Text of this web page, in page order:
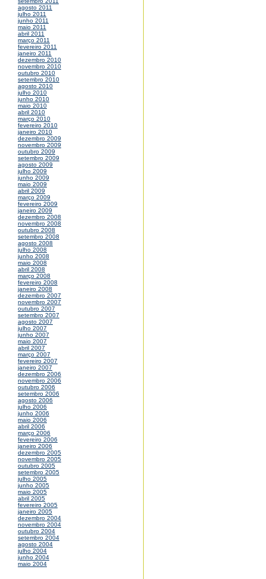
agosto 2011
julho 2011
junho 2011
maio 2011
abril 2011
março 2011
fevereiro 2011
janeiro 2011
dezembro 2010
novembro 2010
outubro 2010
setembro 2010
agosto 2010
julho 2010
junho 2010
maio 2010
abril 2010
março 2010
fevereiro 2010
janeiro 2010
dezembro 2009
novembro 2009
outubro 2009
setembro 2009
agosto 2009
julho 2009
junho 2009
maio 2009
abril 2009
março 2009
fevereiro 2009
janeiro 2009
dezembro 2008
novembro 2008
outubro 2008
setembro 2008
agosto 2008
julho 2008
junho 2008
maio 2008
abril 2008
março 2008
fevereiro 2008
janeiro 2008
dezembro 2007
novembro 2007
outubro 2007
setembro 2007
agosto 2007
julho 2007
junho 2007
maio 2007
abril 2007
março 2007
fevereiro 2007
janeiro 2007
dezembro 2006
novembro 2006
outubro 2006
setembro 2006
agosto 2006
julho 2006
junho 2006
maio 2006
abril 2006
março 2006
fevereiro 2006
janeiro 2006
dezembro 2005
novembro 2005
outubro 2005
setembro 2005
julho 2005
junho 2005
maio 2005
abril 2005
fevereiro 2005
janeiro 2005
dezembro 2004
novembro 2004
outubro 2004
setembro 2004
agosto 2004
julho 2004
junho 2004
maio 2004